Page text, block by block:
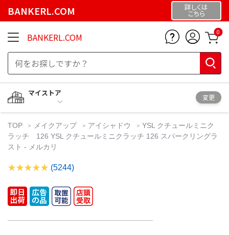
BANKERL.COM 詳しくは
こちら
BANKERL.COM 0
マイストア
変更
TOP メイクアップ アイシャドウ
YSL クチュールミニク
ラッチ 126 YSL クチュールミニクラッチ 126 スパークリングラ
スト - メルカリ
(5244)